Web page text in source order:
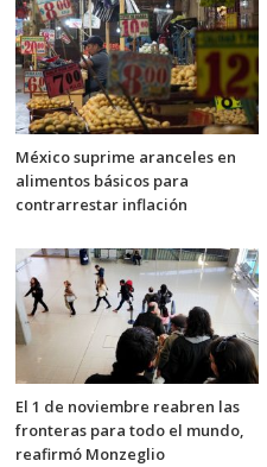
México suprime aranceles en
alimentos básicos para
contrarrestar inflación
El 1 de noviembre reabren las
fronteras para todo el mundo,
reafirmó Monzeglio